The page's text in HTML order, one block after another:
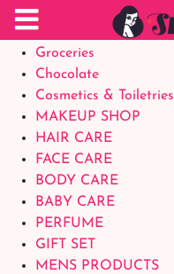
Food Supplements
Baby Foods
Groceries
Chocolate
Cosmetics & Toiletries
MAKEUP SHOP
HAIR CARE
FACE CARE
BODY CARE
BABY CARE
PERFUME
GIFT SET
MENS PRODUCTS